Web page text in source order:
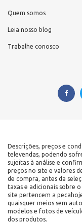
Quem somos
Leia nosso blog
Trabalhe conosco
Descrições, preços e
televendas, podendo
sujeitas à análise e
preços no site e valores
de compra, antes da
taxas e adicionais sobre
site pertencem a
quaisquer meios sem
modelos e fotos de
dos produtos.